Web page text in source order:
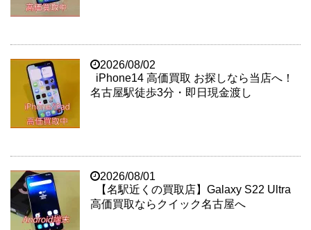
2026/08/02
iPhone14 高価買取 お探しなら当店へ！
名古屋駅徒歩3分・即日現金渡し
2026/08/01
【名駅近くの買取店】Galaxy S22 Ultra
高価買取ならクイック名古屋へ